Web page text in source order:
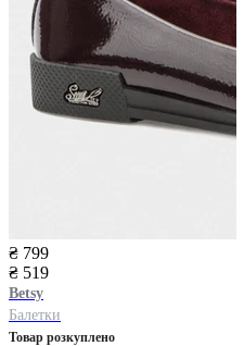
₴ 799
₴ 519
Betsy
Балетки
Товар розкуплено